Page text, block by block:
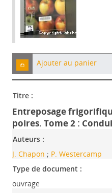
Ajouter au panier
Titre :
Entreposage
poires. Tome 2 :
Auteurs :
J. Chapon ; P. Westercamp
Type de document :
ouvrage